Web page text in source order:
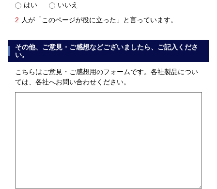
はい
いいえ
2 人が「このページが役に立った」と言っています。
その他、ご意見・ご感想などございましたら、ご記入くださ
い。
こちらはご意見・ご感想用のフォームです。各社製品につい
ては、各社へお問い合わせください。